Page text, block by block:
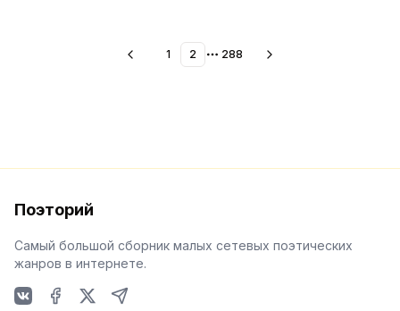
1 2 More pages
288
Поэторий
Самый большой сборник малых сетевых поэтических
жанров в интернете.